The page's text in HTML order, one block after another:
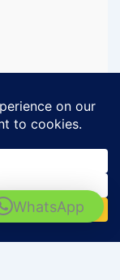
Rental
WhatsApp